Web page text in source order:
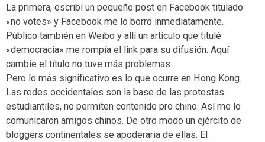
La primera, escribí un pequeño post en Facebook titulado
«no votes» y Facebook me lo borro inmediatamente.
Público también en Weibo y allí un artículo que titulé
«democracia» me rompía el link para su difusión. Aquí
cambie el título no tuve más problemas.
Pero lo más significativo es lo que ocurre en Hong Kong.
Las redes occidentales son la base de las protestas
estudiantiles, no permiten contenido pro chino. Así me lo
comunicaron amigos chinos. De otro modo un ejército de
bloggers continentales se apoderaria de ellas. El